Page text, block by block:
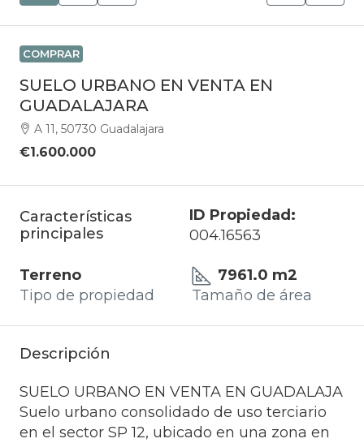
COMPRAR
SUELO URBANO EN VENTA EN
GUADALAJARA
A 11, 50730 Guadalajara
€1.600.000
Características
principales
ID Propiedad:
004.16563
Terreno
Tipo de propiedad
7961.0 m2
Tamaño de área
Descripción
SUELO URBANO EN VENTA EN GUADALAJA
Suelo urbano consolidado de uso terciario
en el sector SP 12, ubicado en una zona en